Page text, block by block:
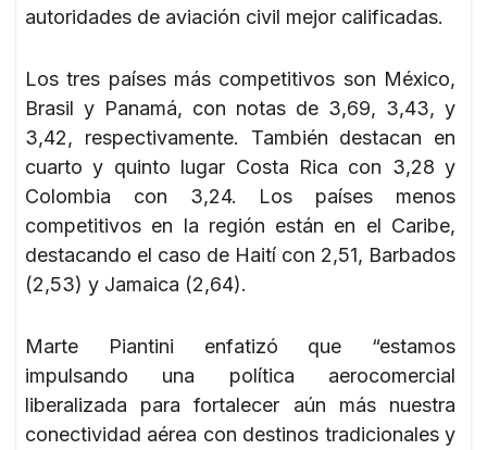
autoridades de aviación civil mejor calificadas.
Los tres países más competitivos son México,
Brasil y Panamá, con notas de 3,69, 3,43, y
3,42, respectivamente. También destacan en
cuarto y quinto lugar Costa Rica con 3,28 y
Colombia con 3,24. Los países menos
competitivos en la región están en el Caribe,
destacando el caso de Haití con 2,51, Barbados
(2,53) y Jamaica (2,64).
Marte Piantini enfatizó que “estamos
impulsando una política aerocomercial
liberalizada para fortalecer aún más nuestra
conectividad aérea con destinos tradicionales y